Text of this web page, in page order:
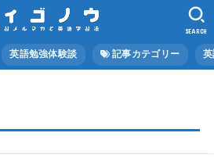
英語勉強体験談 記事カテゴリー
SEARCH